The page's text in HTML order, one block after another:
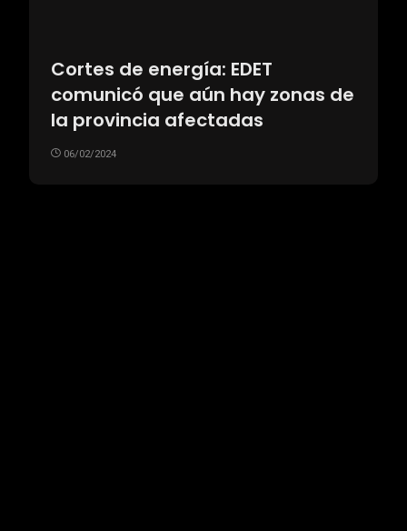
Cortes de energía: EDET
comunicó que aún hay zonas de
la provincia afectadas
06/02/2024